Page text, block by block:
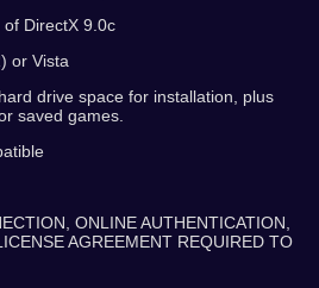
DirectX 9.0c
or Vista
drive space for installation, plus
saved games.
ONLINE AUTHENTICATION,
AGREEMENT REQUIRED TO